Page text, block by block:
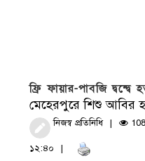
ফ্রি ফায়ার-পাবজি দ্বন্দ্বে
মেহেরপুরে শিশু আবির
নিজস্ব প্রতিনিধি 108
১২:৪০